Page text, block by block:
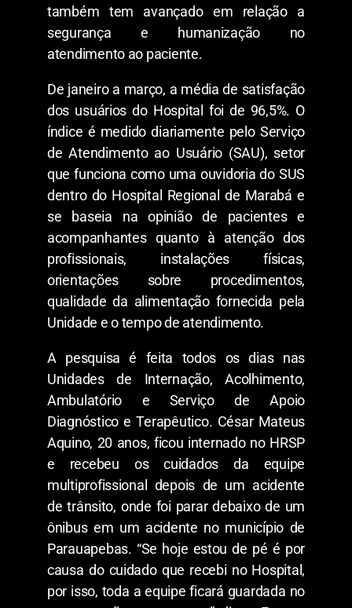
também tem avançado em relação a
segurança e humanização no
atendimento ao paciente.
De janeiro a março, a média de satisfação
dos usuários do Hospital foi de 96,5%. O
índice é medido diariamente pelo Serviço
de Atendimento ao Usuário (SAU), setor
que funciona como uma ouvidoria do SUS
dentro do Hospital Regional de Marabá e
se baseia na opinião de pacientes e
acompanhantes quanto à atenção dos
profissionais, instalações físicas,
orientações sobre procedimentos,
qualidade da alimentação fornecida pela
Unidade e o tempo de atendimento.
A pesquisa é feita todos os dias nas
Unidades de Internação, Acolhimento,
Ambulatório e Serviço de Apoio
Diagnóstico e Terapêutico. César Mateus
Aquino, 20 anos, ficou internado no HRSP
e recebeu os cuidados da equipe
multiprofissional depois de um acidente
de trânsito, onde foi parar debaixo de um
ônibus em um acidente no município de
Parauapebas. “Se hoje estou de pé é por
causa do cuidado que recebi no Hospital,
por isso, toda a equipe ficará guardada no